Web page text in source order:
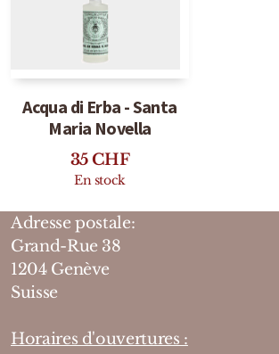
Acqua di Erba - Santa
Maria Novella
35CHF
En stock
Adresse postale:
Grand-Rue 38
1204 Genève
Suisse
Horaires d'ouvertures :